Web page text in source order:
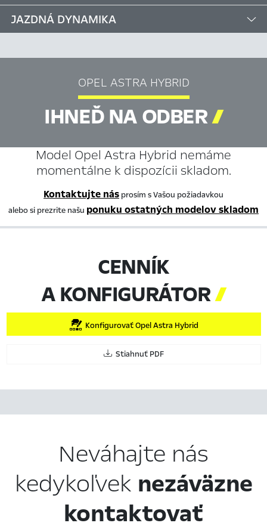
JAZDNÁ DYNAMIKA
OPEL ASTRA HYBRID
IHNEĎ NA ODBER
Model Opel Astra Hybrid nemáme
momentálne k dispozícii skladom.
Kontaktujte nás prosím s Vašou požiadavkou
alebo si prezrite našu ponuku ostatných modelov skladom
CENNÍK
A KONFIGURÁTOR
Konfigurovať Opel Astra Hybrid
Stiahnuť PDF
Neváhajte nás
kedykoľvek nezáväzne
kontaktovať